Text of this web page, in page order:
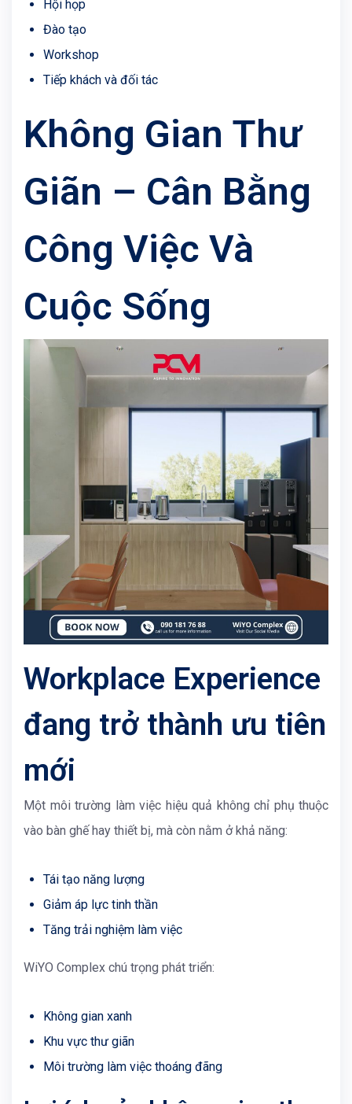
Hội họp
Đào tạo
Workshop
Tiếp khách và đối tác
Không Gian Thư
Giãn – Cân Bằng
Công Việc Và
Cuộc Sống
Workplace Experience
đang trở thành ưu tiên
mới
Một môi trường làm việc hiệu quả không chỉ phụ thuộc
vào bàn ghế hay thiết bị, mà còn nằm ở khả năng:
Tái tạo năng lượng
Giảm áp lực tinh thần
Tăng trải nghiệm làm việc
WiYO Complex chú trọng phát triển:
Không gian xanh
Khu vực thư giãn
Môi trường làm việc thoáng đãng